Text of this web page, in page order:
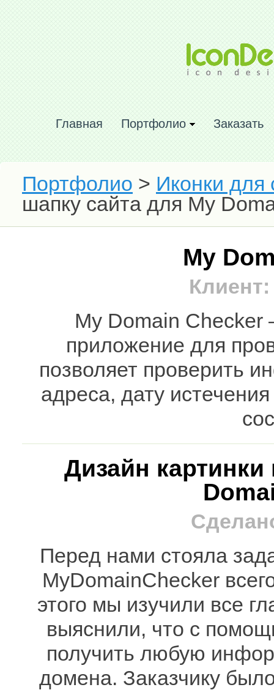
Главная Портфолио Заказать
Портфолио > Иконки для
шапку сайта для My
My
My Domain Checker
приложение для
позволяет проверить
адреса, дату
Дизайн
Перед нами стояла
MyDomainChecker
этого мы изучили все
выяснили, что с
получить любую
домена. Заказчику